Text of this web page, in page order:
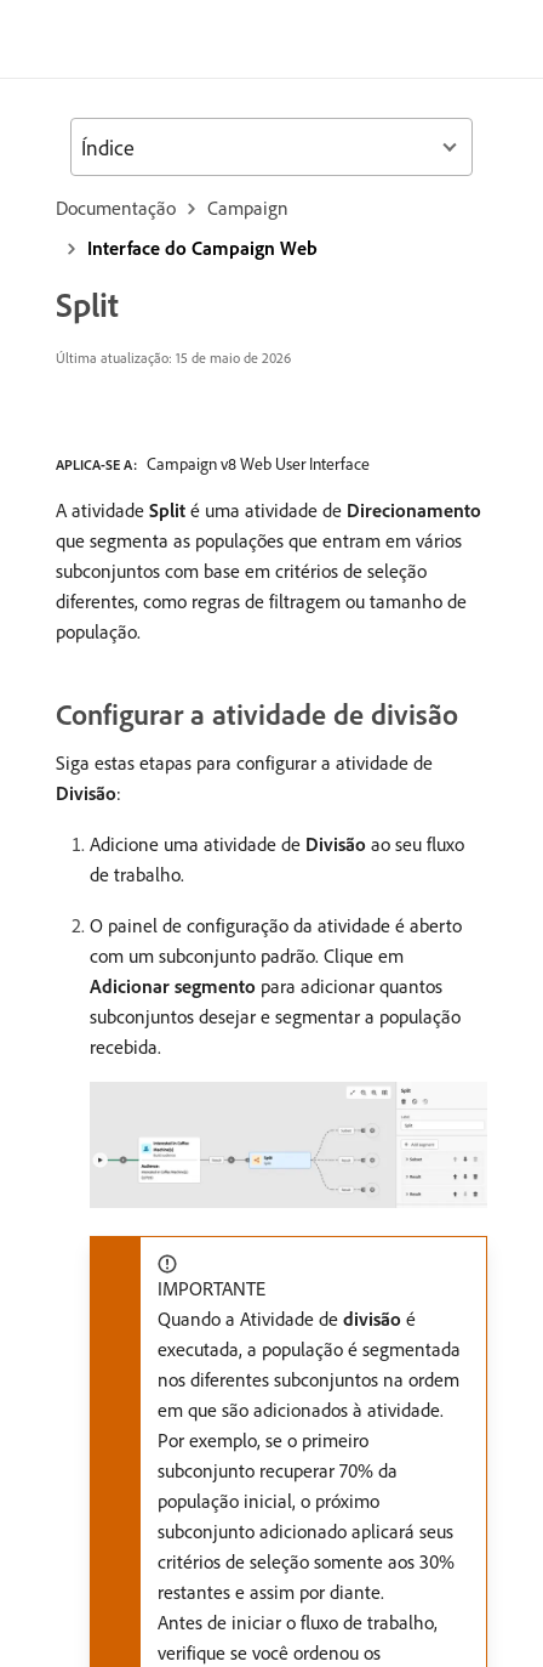
Documentação
Campaign
Interface do Campaign Web
Split
Última atualização: 15 de maio de 2026
APLICA-SE A: Campaign v8 Web User Interface
A atividade Split é uma atividade de Direcionamento
que segmenta as populações que entram em vários
subconjuntos com base em critérios de seleção
diferentes, como regras de filtragem ou tamanho de
população.
Configurar a atividade de divisão
Siga estas etapas para configurar a atividade de
Divisão:
Adicione uma atividade de Divisão ao seu fluxo
de trabalho.
O painel de configuração da atividade é aberto
com um subconjunto padrão. Clique em
Adicionar segmento para adicionar quantos
subconjuntos desejar e segmentar a população
recebida.
IMPORTANTE
Quando a Atividade de divisão é
executada, a população é segmentada
nos diferentes subconjuntos na ordem
em que são adicionados à atividade.
Por exemplo, se o primeiro
subconjunto recuperar 70% da
população inicial, o próximo
subconjunto adicionado aplicará seus
critérios de seleção somente aos 30%
restantes e assim por diante.
Antes de iniciar o fluxo de trabalho,
verifique se você ordenou os
Índice